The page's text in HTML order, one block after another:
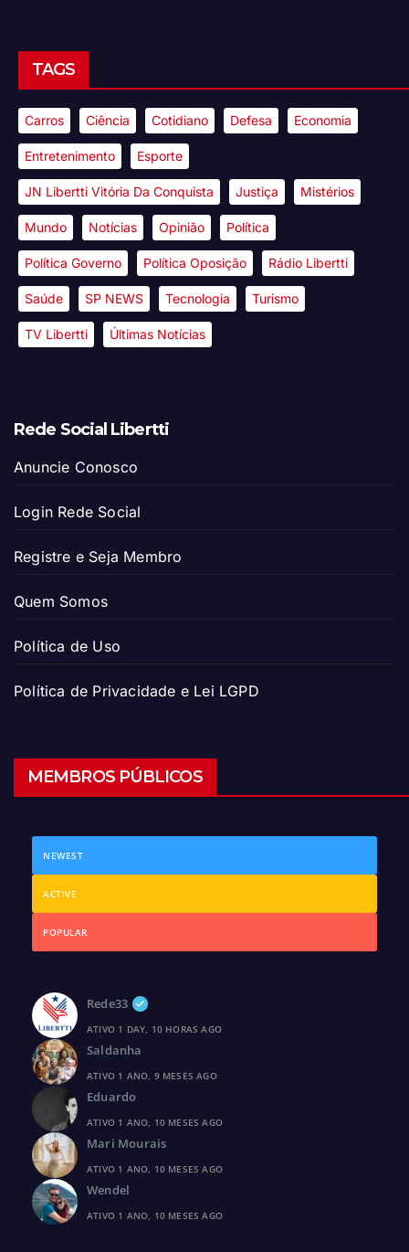
TAGS
Carros Ciência Cotidiano Defesa Economia
Entretenimento Esporte
JN Libertti Vitória Da Conquista Justiça Mistérios
Mundo Notícias Opinião Política
Política Governo Política Oposição Rádio Libertti
Saúde SP NEWS Tecnologia Turismo
TV Libertti Últimas Notícias
Rede Social Libertti
Anuncie Conosco
Login Rede Social
Registre e Seja Membro
Quem Somos
Política de Uso
Política de Privacidade e Lei LGPD
MEMBROS PÚBLICOS
NEWEST
ACTIVE
POPULAR
Rede33
ATIVO 1 DAY, 10 HORAS AGO
Saldanha
ATIVO 1 ANO, 9 MESES AGO
Eduardo
ATIVO 1 ANO, 10 MESES AGO
Mari Mourais
ATIVO 1 ANO, 10 MESES AGO
Wendel
ATIVO 1 ANO, 10 MESES AGO